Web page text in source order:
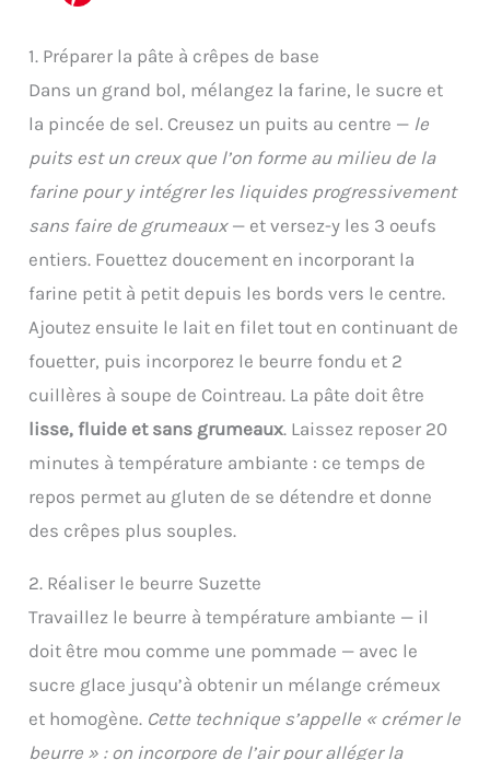
1. Préparer la pâte à crêpes de base
Dans un grand bol, mélangez la farine, le sucre et
la pincée de sel. Creusez un puits au centre — le
puits est un creux que l’on forme au milieu de la
farine pour y intégrer les liquides progressivement
sans faire de grumeaux— et versez-y les 3 oeufs
entiers. Fouettez doucement en incorporant la
farine petit à petit depuis les bords vers le centre.
Ajoutez ensuite le lait en filet tout en continuant de
fouetter, puis incorporez le beurre fondu et 2
cuillères à soupe de Cointreau. La pâte doit être
lisse, fluide et sans grumeaux. Laissez reposer 20
minutes à température ambiante : ce temps de
repos permet au gluten de se détendre et donne
des crêpes plus souples.
2. Réaliser le beurre Suzette
Travaillez le beurre à température ambiante — il
doit être mou comme une pommade — avec le
sucre glace jusqu’à obtenir un mélange crémeux
et homogène. Cette technique s’appelle « crémer le
beurre » : on incorpore de l’air pour alléger la